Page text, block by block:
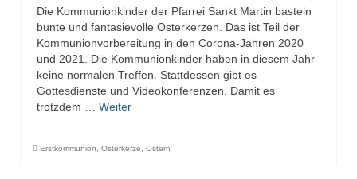
Die Kommunionkinder der Pfarrei Sankt Martin basteln
bunte und fantasievolle Osterkerzen. Das ist Teil der
Kommunionvorbereitung in den Corona-Jahren 2020
und 2021. Die Kommunionkinder haben in diesem Jahr
keine normalen Treffen. Stattdessen gibt es
Gottesdienste und Videokonferenzen. Damit es
trotzdem … Weiter
Erstkommunion Osterkerze Ostern